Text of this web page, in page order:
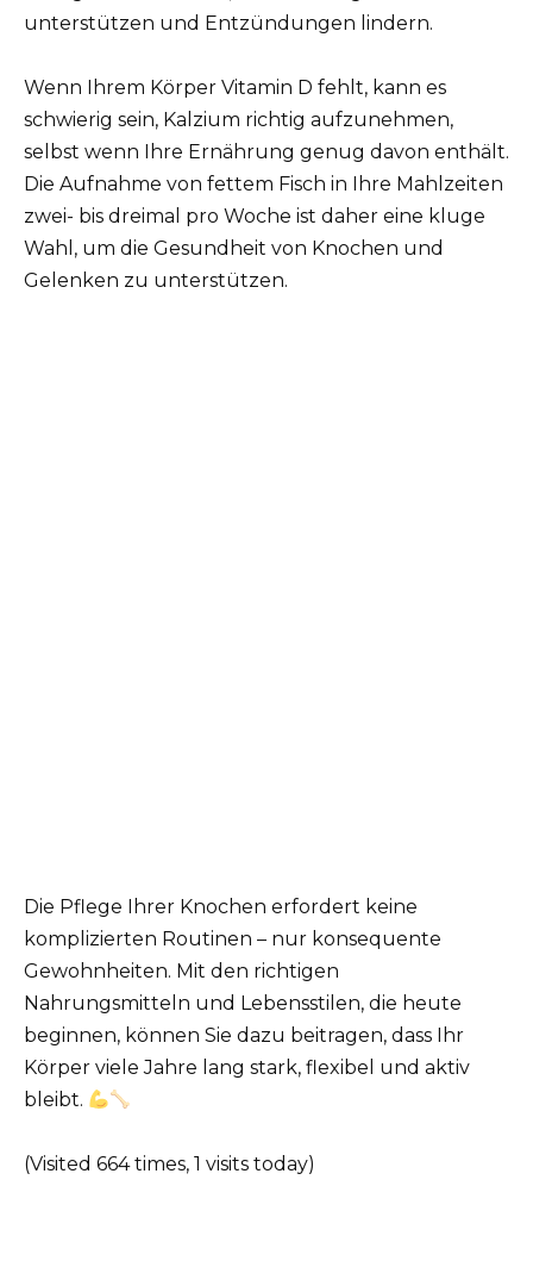
unterstützen und Entzündungen lindern.
Wenn Ihrem Körper Vitamin D fehlt, kann es
schwierig sein, Kalzium richtig aufzunehmen,
selbst wenn Ihre Ernährung genug davon enthält.
Die Aufnahme von fettem Fisch in Ihre Mahlzeiten
zwei- bis dreimal pro Woche ist daher eine kluge
Wahl, um die Gesundheit von Knochen und
Gelenken zu unterstützen.
Die Pflege Ihrer Knochen erfordert keine
komplizierten Routinen – nur konsequente
Gewohnheiten. Mit den richtigen
Nahrungsmitteln und Lebensstilen, die heute
beginnen, können Sie dazu beitragen, dass Ihr
Körper viele Jahre lang stark, flexibel und aktiv
bleibt.
(Visited 664 times, 1 visits today)